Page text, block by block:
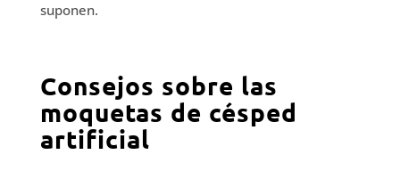
suponen.
Consejos sobre las
moquetas de césped
artificial